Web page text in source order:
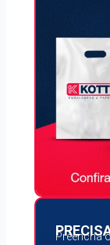
Preencha